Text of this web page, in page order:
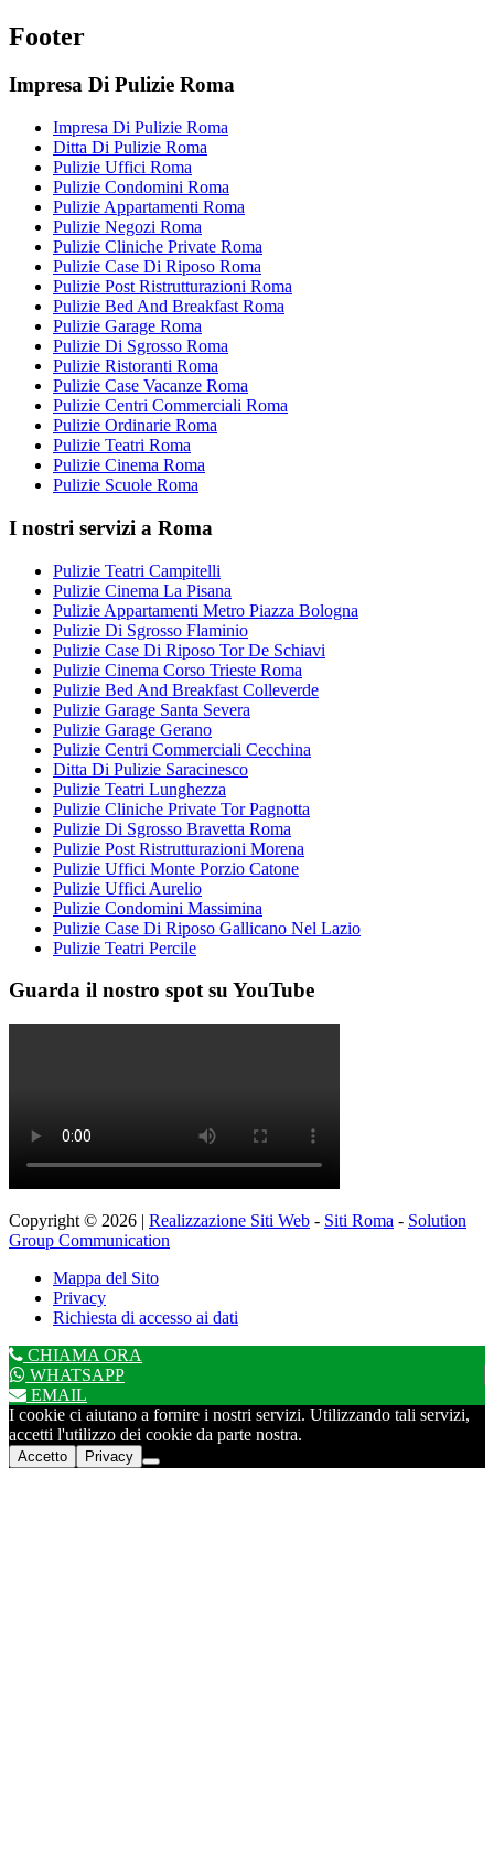
Footer
Impresa Di Pulizie Roma
Impresa Di Pulizie Roma
Ditta Di Pulizie Roma
Pulizie Uffici Roma
Pulizie Condomini Roma
Pulizie Appartamenti Roma
Pulizie Negozi Roma
Pulizie Cliniche Private Roma
Pulizie Case Di Riposo Roma
Pulizie Post Ristrutturazioni Roma
Pulizie Bed And Breakfast Roma
Pulizie Garage Roma
Pulizie Di Sgrosso Roma
Pulizie Ristoranti Roma
Pulizie Case Vacanze Roma
Pulizie Centri Commerciali Roma
Pulizie Ordinarie Roma
Pulizie Teatri Roma
Pulizie Cinema Roma
Pulizie Scuole Roma
I nostri servizi a Roma
Pulizie Teatri Campitelli
Pulizie Cinema La Pisana
Pulizie Appartamenti Metro Piazza Bologna
Pulizie Di Sgrosso Flaminio
Pulizie Case Di Riposo Tor De Schiavi
Pulizie Cinema Corso Trieste Roma
Pulizie Bed And Breakfast Colleverde
Pulizie Garage Santa Severa
Pulizie Garage Gerano
Pulizie Centri Commerciali Cecchina
Ditta Di Pulizie Saracinesco
Pulizie Teatri Lunghezza
Pulizie Cliniche Private Tor Pagnotta
Pulizie Di Sgrosso Bravetta Roma
Pulizie Post Ristrutturazioni Morena
Pulizie Uffici Monte Porzio Catone
Pulizie Uffici Aurelio
Pulizie Condomini Massimina
Pulizie Case Di Riposo Gallicano Nel Lazio
Pulizie Teatri Percile
Guarda il nostro spot su YouTube
Copyright © 2026 | Realizzazione Siti Web - Siti Roma - Solution
Group Communication
Mappa del Sito
Privacy
Richiesta di accesso ai dati
CHIAMA ORA
WHATSAPP
EMAIL
I cookie ci aiutano a fornire i nostri servizi. Utilizzando tali servizi,
accetti l'utilizzo dei cookie da parte nostra.
Accetto Privacy